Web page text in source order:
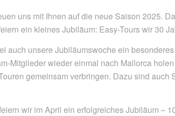
uns mit Ihnen auf die neue Saison 2025.
ein kleines Jubiläum: Easy-Tours wir 30
auch unsere Jubiläumswoche ein besonderes
Mitglieder wieder einmal nach Mallorca
gemeinsam verbringen. Dazu sind auch
wir im April ein erfolgreiches Jubiläum –